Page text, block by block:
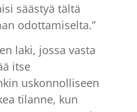
säästyä tältä
odottamiselta.”
laki, jossa vasta
itse
uskonnolliseen
tilanne, kun